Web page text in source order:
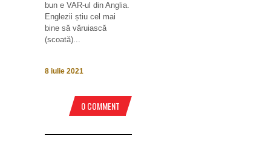
bun e VAR-ul din Anglia.
Englezii știu cel mai
bine să văruiască
(scoată)...
8 iulie 2021
0 COMMENT